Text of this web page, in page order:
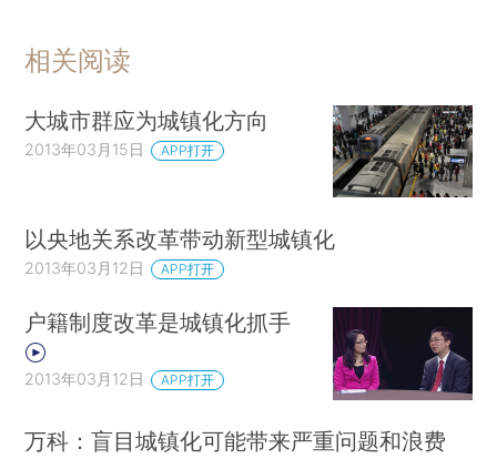
相关阅读
大城市群应为城镇化方向
2013年03月15日 APP打开
以央地关系改革带动新型城镇化
2013年03月12日 APP打开
户籍制度改革是城镇化抓手
2013年03月12日 APP打开
万科：盲目城镇化可能带来严重问题和浪费